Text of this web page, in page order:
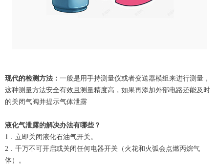
现代的检测方法： 一般是用手持测量仪或者变送器模组来进行测量，
这种测量方法安全有效且测量精度高，如果再添加外部电路还能及时
的关闭气阀并提示气体泄露
液化气泄露的解决办法有哪些？
1．立即关闭液化石油气开关。
2．千万不可开启或关闭任何电器开关（火花和火弧会点燃丙烷气
体）。